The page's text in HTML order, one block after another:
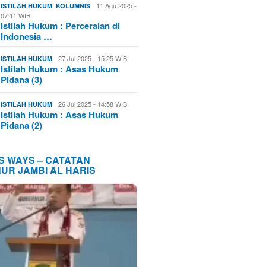
ISTILAH HUKUM ,KOLUMNIS
11 Agu 2025 -
07:11 WIB
Istilah Hukum : Perceraian di
Indonesia …
ISTILAH HUKUM 27 Jul 2025 - 15:25 WIB
Istilah Hukum : Asas Hukum
Pidana (3)
ISTILAH HUKUM 26 Jul 2025 - 14:58 WIB
Istilah Hukum : Asas Hukum
Pidana (2)
WAYS – CATATAN
JAMBI AL HARIS